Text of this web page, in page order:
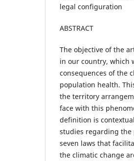
legal configuration
ABSTRACT
The objective of the
in our country, which
consequences of the
population health.
the territory
face with this
definition is
studies regarding the
seven laws that
the climatic change